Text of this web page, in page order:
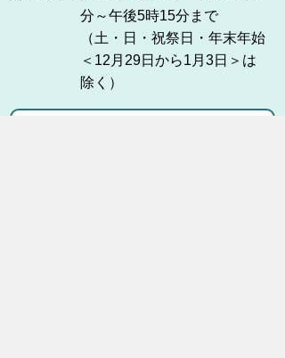
分～午後5時15分まで
（土・日・祝祭日・年末年始
＜12月29日から1月3日＞は
除く）